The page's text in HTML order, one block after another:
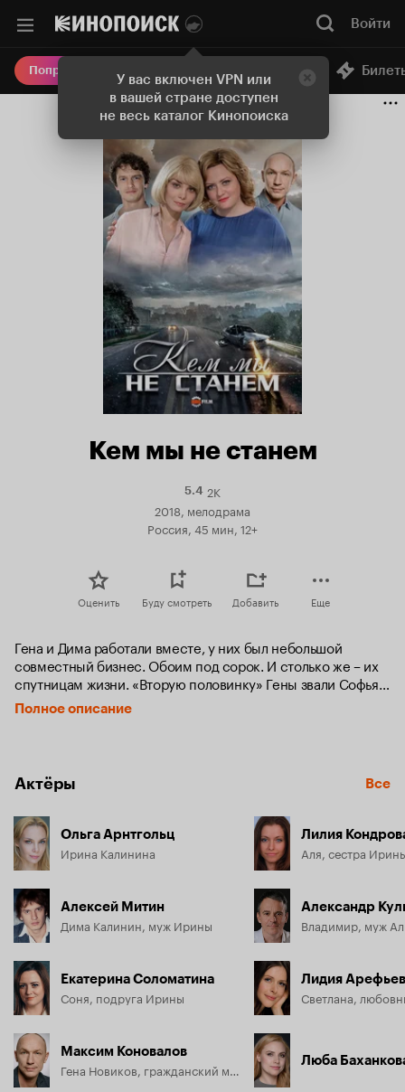
У вас включен VPN или
в вашей стране доступен
не весь каталог Кинопоиска
Войти
Попробовать Плюс Онлайн-кинотеатр
Кем мы не станем
5.4Рейтинг
2K
2018, мелодрама
Россия, 45 мин, 12+
Оценить Буду смотреть Добавить Еще
Гена и Дима работали вместе, у них был небольшой
совместный бизнес. Обоим под сорок. И столько же – их
спутницам жизни. «Вторую половинку» Гены звали Софья.
Детей у них не было: Соня очень хотела, но у Гены был
проблемный сын от первого брака, так что обследоваться
совместной жизни. Детей у них тоже не было. И однажды
Ира заболела (рак молочной железы), поймали опухоль на
детях уже и не мечтали: и у здоровой не получалось, а уж
«химия» наверняка добила всё здоровое в организме.
Полное описание
Актёры Все
Ольга Арнтгольц
Ирина Калинина
Алексей Митин
Дима Калинин, муж Ирины
Екатерина Соломатина
Соня, подруга Ирины
Максим Коновалов
Гена Новиков, гражданский муж Сони
Лилия
Александр
Владимир, муж
Лидия
Люба